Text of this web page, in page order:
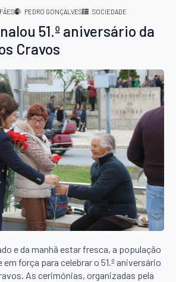
PEDRO GONÇALVES SOCIEDADE
51.º aniversário da
Cravos
e da manhã estar fresca, a população
força para celebrar o 51.º aniversário
As cerimónias, organizadas pela